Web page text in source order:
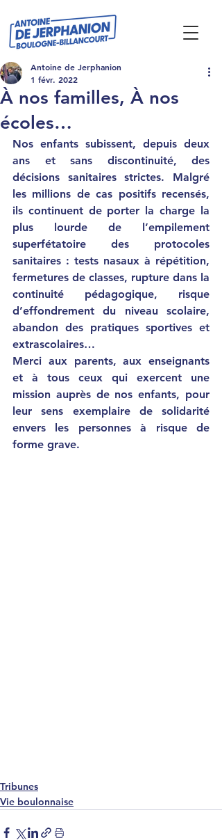
À nos familles, À nos
écoles…
Antoine de Jerphanion
1 févr. 2022
Nos enfants subissent, depuis deux
ans et sans discontinuité, des
décisions sanitaires strictes. Malgré
les millions de cas positifs recensés,
ils continuent de porter la charge la
plus lourde de l’empilement
superfétatoire des protocoles
sanitaires : tests nasaux à répétition,
fermetures de classes, rupture dans la
continuité pédagogique, risque
d’effondrement du niveau scolaire,
abandon des pratiques sportives et
extrascolaires…
Merci aux parents, aux enseignants
et à tous ceux qui exercent une
mission auprès de nos enfants, pour
leur sens exemplaire de solidarité
envers les personnes à risque de
forme grave.
Tribunes
Vie boulonnaise